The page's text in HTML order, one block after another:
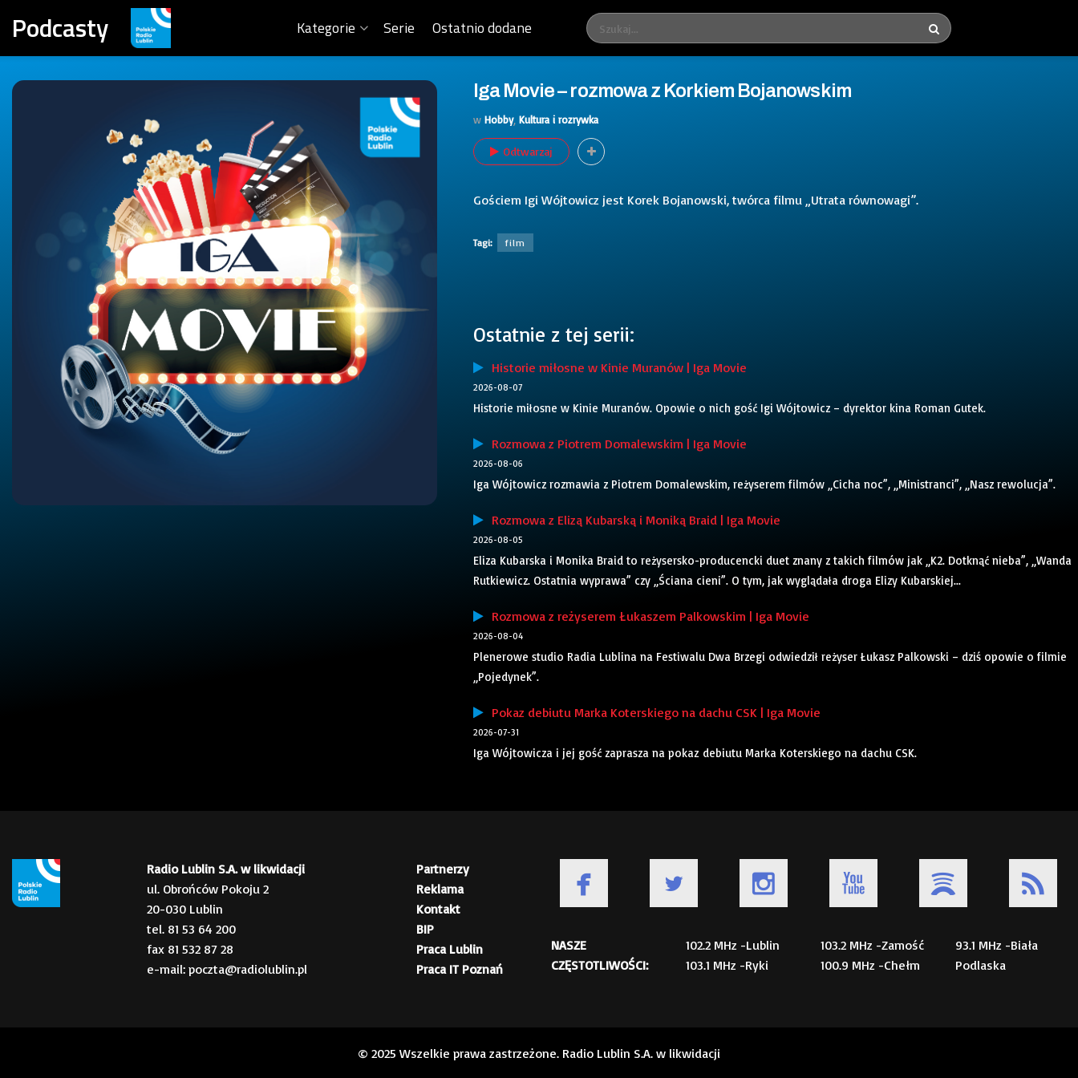
Podcasty Kategorie Serie Ostatnio dodane
Iga Movie – rozmowa z Korkiem Bojanowskim
w Hobby, Kultura i rozrywka
Odtwarzaj
Gościem Igi Wójtowicz jest Korek Bojanowski, twórca filmu „Utrata równowagi”.
Tagi: film
Ostatnie z tej serii:
Historie miłosne w Kinie Muranów | Iga Movie
2026-08-07
Historie miłosne w Kinie Muranów. Opowie o nich gość Igi Wójtowicz – dyrektor kina Roman Gutek.
Rozmowa z Piotrem Domalewskim | Iga Movie
2026-08-06
Iga Wójtowicz rozmawia z Piotrem Domalewskim, reżyserem filmów „Cicha noc”, „Ministranci”, „Nasz rewolucja”.
Rozmowa z Elizą Kubarską i Moniką Braid | Iga Movie
2026-08-05
Eliza Kubarska i Monika Braid to reżysersko-producencki duet znany z takich filmów jak „K2. Dotknąć nieba”, „Wanda
Rutkiewicz. Ostatnia wyprawa” czy „Ściana cieni”. O tym, jak wyglądała droga Elizy Kubarskiej...
Rozmowa z reżyserem Łukaszem Palkowskim | Iga Movie
2026-08-04
Plenerowe studio Radia Lublina na Festiwalu Dwa Brzegi odwiedził reżyser Łukasz Palkowski – dziś opowie o filmie
„Pojedynek”.
Pokaz debiutu Marka Koterskiego na dachu CSK | Iga Movie
2026-07-31
Iga Wójtowicza i jej gość zaprasza na pokaz debiutu Marka Koterskiego na dachu CSK.
Radio Lublin S.A. w likwidacji
ul. Obrońców Pokoju 2
20-030 Lublin
tel. 81 53 64 200
fax 81 532 87 28
e-mail: poczta@radiolublin.pl
Partnerzy
Reklama
Kontakt
BIP
Praca Lublin
Praca IT Poznań
NASZE
CZĘSTOTLIWOŚCI:
102.2 MHz -Lublin
103.1 MHz -Ryki
103.2 MHz -Zamość
100.9 MHz -Chełm
93.1 MHz -Biała
Podlaska
© 2025 Wszelkie prawa zastrzeżone. Radio Lublin S.A. w likwidacji